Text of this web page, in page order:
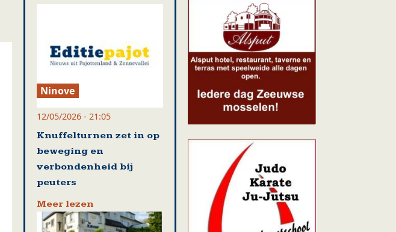
Ninove
12/05/2026 - 21:05
Knuffelturnen zet in op
beweging en
verbondenheid bij
peuters
Meer lezen